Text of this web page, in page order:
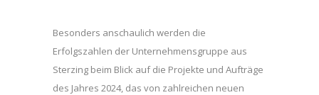
Besonders anschaulich werden die
Erfolgszahlen der Unternehmensgruppe aus
Sterzing beim Blick auf die Projekte und Aufträge
des Jahres 2024, das von zahlreichen neuen